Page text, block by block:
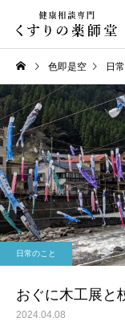
日常のこと
令和８年熊本
色即是空 日
日常のこと
おぐに木工展と
2024.04.08